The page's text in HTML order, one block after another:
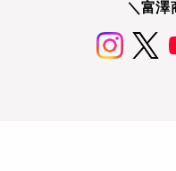
＼富澤